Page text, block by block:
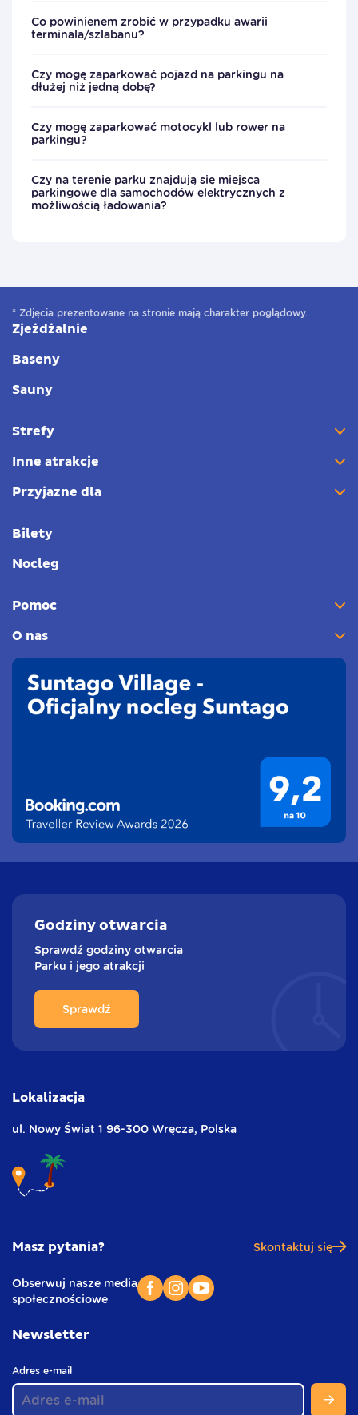
Co powinienem zrobić w przypadku awarii
terminala/szlabanu?
Czy mogę zaparkować pojazd na parkingu na
dłużej niż jedną dobę?
Czy mogę zaparkować motocykl lub rower na
parkingu?
Czy na terenie parku znajdują się miejsca
parkingowe dla samochodów elektrycznych z
możliwością ładowania?
* Zdjęcia prezentowane na stronie mają charakter poglądowy.
Zjeżdżalnie
Baseny
Sauny
Strefy
Inne atrakcje
Przyjazne dla
Bilety
Nocleg
Pomoc
O nas
Godzinyotwarcia
Sprawdź godziny otwarcia
Parku i jego atrakcji
Sprawdź
Lokalizacja
ul. Nowy Świat 1 96-300 Wręcza, Polska
Masz pytania? Skontaktuj się
Obserwuj nasze media
społecznościowe
Newsletter
Adres e-mail(
w
s